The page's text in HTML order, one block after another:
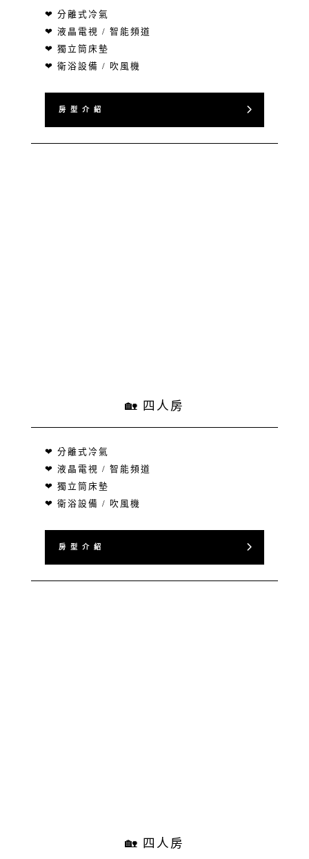
❤ 分離式冷氣
❤ 液晶電視 / 智能頻道
❤ 獨立筒床墊
❤ 衛浴設備 / 吹風機
房 型 介 紹
🏡 四人房
❤ 分離式冷氣
❤ 液晶電視 / 智能頻道
❤ 獨立筒床墊
❤ 衛浴設備 / 吹風機
房 型 介 紹
🏡 四人房